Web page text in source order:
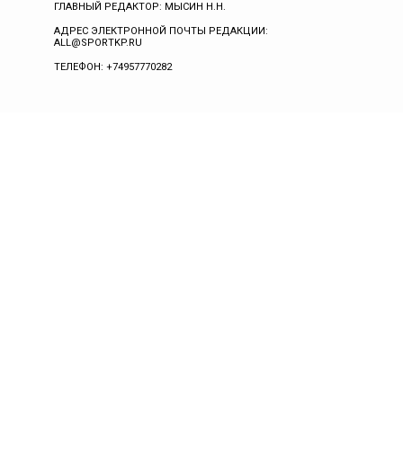
ГЛАВНЫЙ РЕДАКТОР: МЫСИН Н.Н.
АДРЕС ЭЛЕКТРОННОЙ ПОЧТЫ РЕДАКЦИИ:
ALL@SPORTKP.RU
ТЕЛЕФОН: +74957770282